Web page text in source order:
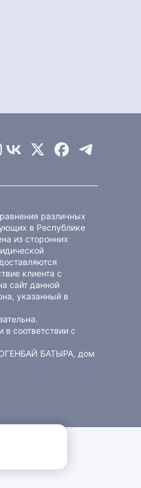
различных
в Республике
из сторонних
клиента с
сайт данной
указанный в
соответствии с
БАТЫРА, дом